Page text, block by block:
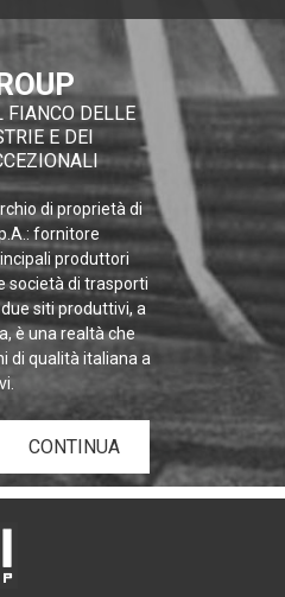
DELLE
E DEI
di proprietà di
fornitore
produttori
società di trasporti
siti produttivi, a
è una realtà che
di qualità italiana a
CONTINUA